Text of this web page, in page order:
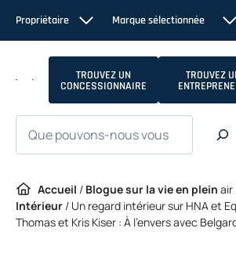
contenu
Propriétaire Marque sélectionnée
TROUVEZ UN
CONCESSIONNAIRE
TROUVEZ
Accueil / Blogue sur la vie en plein air
Intérieur / Un regard intérieur sur HNA et
Thomas et Kris Kiser : À l’envers avec